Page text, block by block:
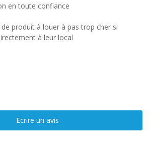
en toute confiance
produit à louer à pas trop cher si
à leur local
Ecrire un avis